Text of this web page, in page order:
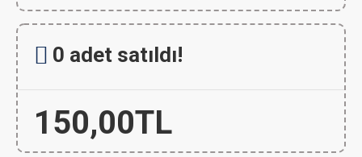
150,00TL
0 adet satıldı!